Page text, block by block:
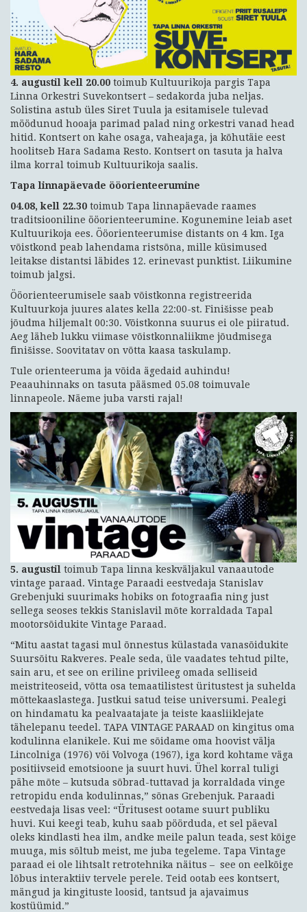
4. augustil kell 20.00 toimub Kultuurikoja pargis Tapa
Linna Orkestri Suvekontsert – sedakorda juba neljas.
Solistina astub üles Siret Tuula ja esitamisele tulevad
möödunud hooaja parimad palad ning orkestri vanad head
hitid. Kontsert on kahe osaga, vaheajaga, ja kõhutäie eest
hoolitseb Hara Sadama Resto. Kontsert on tasuta ja halva
ilma korral toimub Kultuurikoja saalis.
Tapa linnapäevade ööorienteerumine
04.08, kell 22.30 toimub Tapa linnapäevade raames
traditsiooniline ööorienteerumine. Kogunemine leiab aset
Kultuurikoja ees. Ööorienteerumise distants on 4 km. Iga
võistkond peab lahendama ristsõna, mille küsimused
leitakse distantsi läbides 12. erinevast punktist. Liikumine
toimub jalgsi.
Ööorienteerumisele saab võistkonna registreerida
Kultuurkoja juures alates kella 22:00-st. Finišisse peab
jõudma hiljemalt 00:30. Võistkonna suurus ei ole piiratud.
Aeg läheb lukku viimase võistkonnaliikme jõudmisega
finišisse. Soovitatav on võtta kaasa taskulamp.
Tule orienteeruma ja võida ägedaid auhindu!
Peaauhinnaks on tasuta pääsmed 05.08 toimuvale
linnapeole. Näeme juba varsti rajal!
5. augustil toimub Tapa linna keskväljakul vanaautode
vintage paraad. Vintage Paraadi eestvedaja Stanislav
Grebenjuki suurimaks hobiks on fotograafia ning just
sellega seoses tekkis Stanislavil mõte korraldada Tapal
mootorsõidukite Vintage Paraad.
“Mitu aastat tagasi mul õnnestus külastada vanasõidukite
Suursõitu Rakveres. Peale seda, üle vaadates tehtud pilte,
sain aru, et see on eriline privileeg omada selliseid
meistriteoseid, võtta osa temaatilistest üritustest ja suhelda
mõttekaaslastega. Justkui satud teise universumi. Pealegi
on hindamatu ka pealvaatajate ja teiste kaasliiklejate
tähelepanu teedel. TAPA VINTAGE PARAAD on kingitus oma
kodulinna elanikele. Kui me sõidame oma hoovist välja
Lincolniga (1976) või Volvoga (1967), iga kord kohtame väga
positiivseid emotsioone ja suurt huvi. Ühel korral tuligi
pähe mõte – kutsuda sõbrad-tuttavad ja korraldada vinge
retropidu enda kodulinnas,” sõnas Grebenjuk. Paraadi
eestvedaja lisas veel: “Üritusest ootame suurt publiku
huvi. Kui keegi teab, kuhu saab pöörduda, et sel päeval
oleks kindlasti hea ilm, andke meile palun teada, sest kõige
muuga, mis sõltub meist, me juba tegeleme. Tapa Vintage
paraad ei ole lihtsalt retrotehnika näitus – see on eelkõige
lõbus interaktiiv tervele perele. Teid ootab ees kontsert,
mängud ja kingituste loosid, tantsud ja ajavaimus
kostüümid.”